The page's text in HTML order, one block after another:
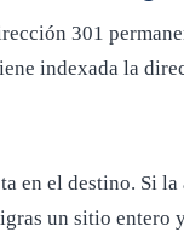
301
indexada la
en el destino. Si
un sitio entero